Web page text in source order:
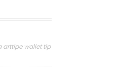
arttipe wallet tip